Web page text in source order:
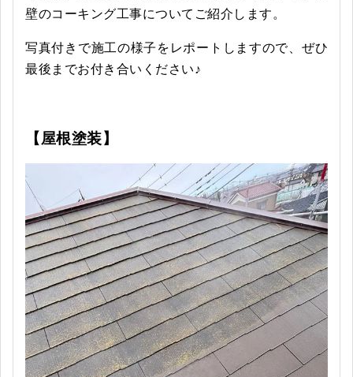
壁のコーキング工事についてご紹介します。
写真付きで施工の様子をレポートしますので、ぜひ
最後までお付き合いください♪
【屋根塗装】